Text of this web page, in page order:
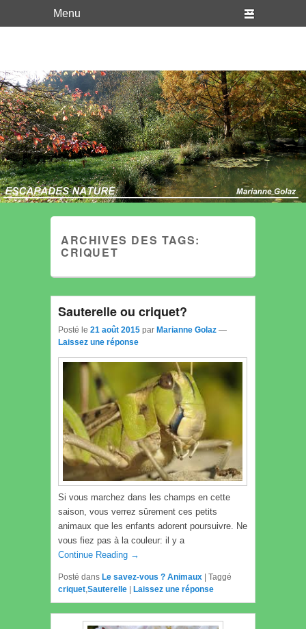
Just another WordPress site
ARCHIVES DES TAGS:
CRIQUET
Sauterelle ou criquet?
Posté le 21 août 2015 par Marianne Golaz —
Laissez une réponse
Si vous marchez dans les champs en cette
saison, vous verrez sûrement ces petits
animaux que les enfants adorent poursuivre. Ne
vous fiez pas à la couleur: il y a
Continue Reading →
Posté dans Le savez-vous ? Animaux
Taggé
criquet,Sauterelle Laissez une réponse